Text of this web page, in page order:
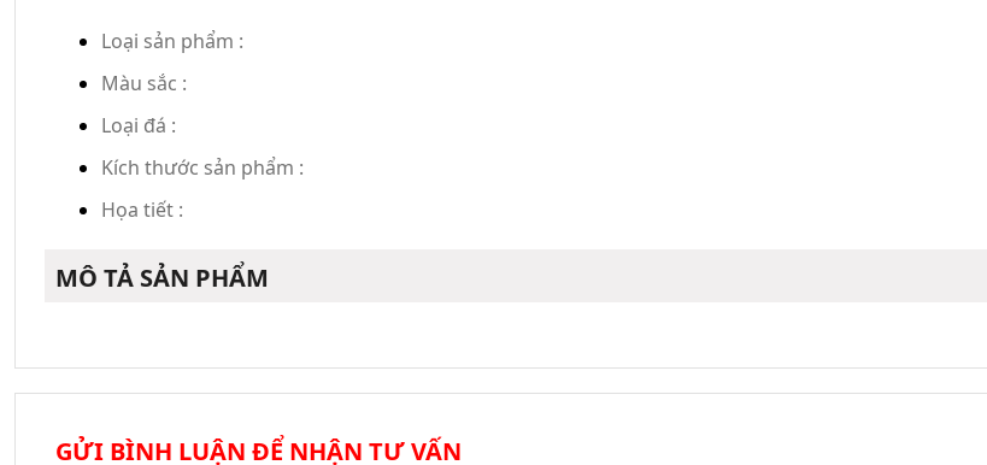
Loại sản phẩm :
Màu sắc :
Loại đá :
Kích thước sản phẩm :
Họa tiết :
MÔ TẢ SẢN PHẨM
GỬI BÌNH LUẬN ĐỂ NHẬN TƯ VẤN